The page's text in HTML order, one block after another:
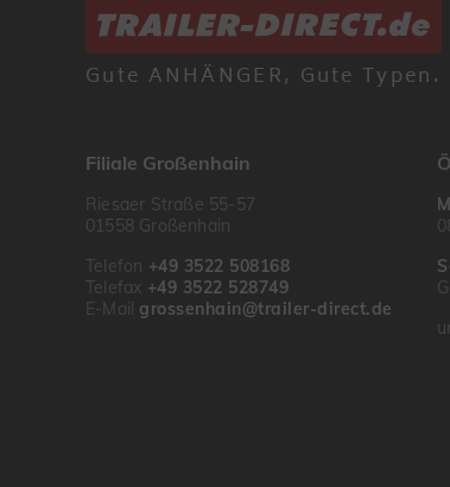
Gute ANHÄNGER, Gute Typen.
Filiale Großenhain
Riesaer Straße 55-57
01558 Großenhain
Telefon +49 3522 508168
Telefax +49 3522 528749
E-Mail grossenhain@trailer-direct.de